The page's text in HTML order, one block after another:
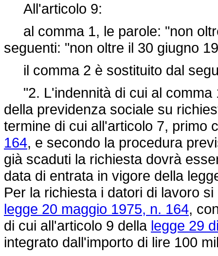
All'articolo 9:
al comma 1, le parole: "non
seguenti: "non oltre il 30 giugno
il comma 2 è sostituito dal
"2. L'indennità di cui al comma
della previdenza sociale su
termine di cui all'articolo 7, primo
164, e secondo la procedura
già scaduti la richiesta dovrà
data di entrata in vigore della
Per la richiesta i datori di lavoro
legge 20 maggio 1975, n. 164,
di cui all'articolo 9 della legge 29
integrato dall'importo di lire 100